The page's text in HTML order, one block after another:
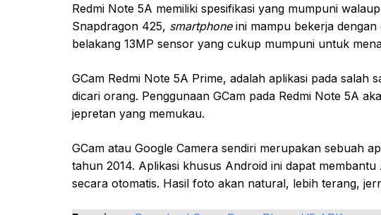
Redmi Note 5A memiliki spesifikasi yang mumpuni
Snapdragon 425, smartphone ini mampu bekerja
belakang 13MP sensor yang cukup mumpuni untuk
GCam Redmi Note 5A Prime, adalah aplikasi pada salah
dicari orang. Penggunaan GCam pada Redmi Note 5A
jepretan yang memukau.
GCam atau Google Camera sendiri merupakan sebuah
tahun 2014. Aplikasi khusus Android ini dapat
secara otomatis. Hasil foto akan natural, lebih terang,